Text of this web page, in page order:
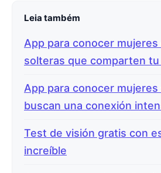
Leia também
App para conocer mujeres
solteras que comparten
App para conocer
buscan una conexión
Test de visión gratis con
increíble